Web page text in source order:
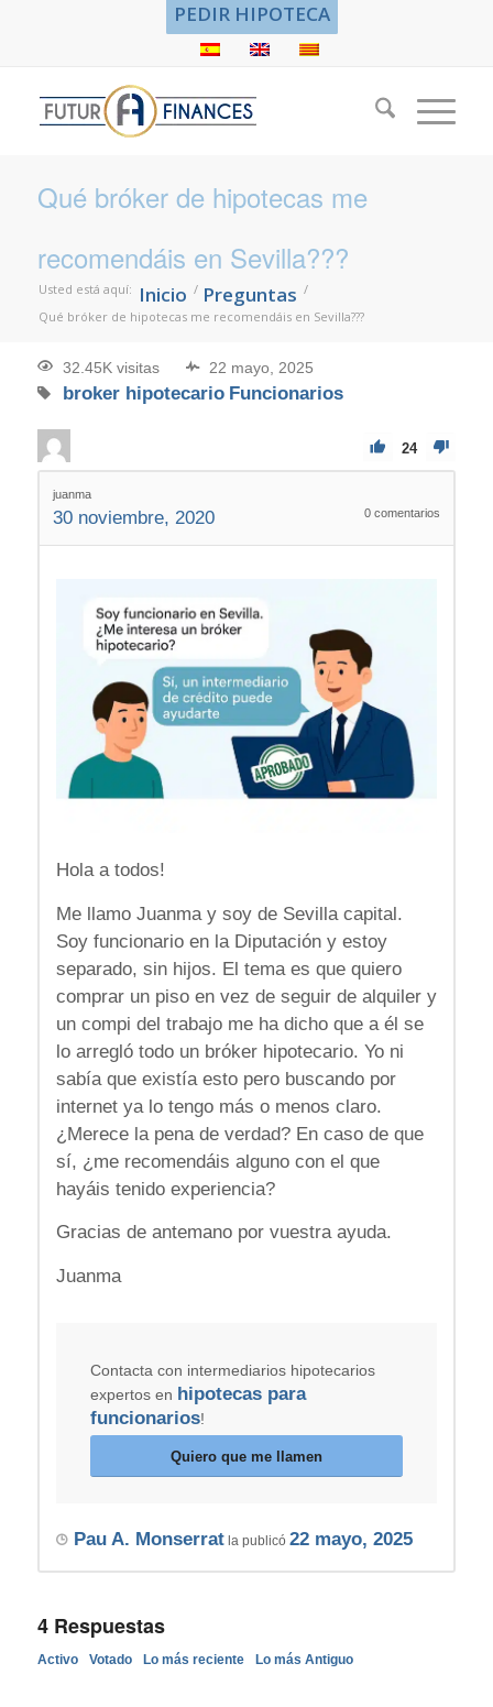
PEDIR HIPOTECA
Qué bróker de hipotecas me
recomendáis en Sevilla???
Usted está aquí: Inicio / Preguntas /
Qué bróker de hipotecas me recomendáis en Sevilla???
32.45K visitas 22 mayo, 2025
broker hipotecario Funcionarios
24
juanma
30 noviembre, 2020 0 comentarios
Hola a todos!
Me llamo Juanma y soy de Sevilla capital.
Soy funcionario en la Diputación y estoy
separado, sin hijos. El tema es que quiero
comprar un piso en vez de seguir de alquiler y
un compi del trabajo me ha dicho que a él se
lo arregló todo un bróker hipotecario. Yo ni
sabía que existía esto pero buscando por
internet ya lo tengo más o menos claro.
¿Merece la pena de verdad? En caso de que
sí, ¿me recomendáis alguno con el que
hayáis tenido experiencia?
Gracias de antemano por vuestra ayuda.
Juanma
Contacta con intermediarios hipotecarios
expertos en hipotecas para
funcionarios!
Quiero que me llamen
Pau A. Monserratla publicó 22 mayo, 2025
4Respuestas
Activo Votado Lo más reciente Lo más Antiguo